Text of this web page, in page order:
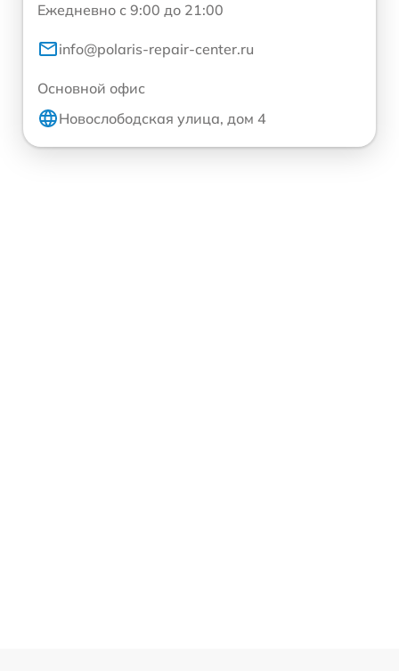
Ежедневно с 9:00 до 21:00
info@polaris-repair-center.ru
Основной офис
Новослободская улица, дом 4